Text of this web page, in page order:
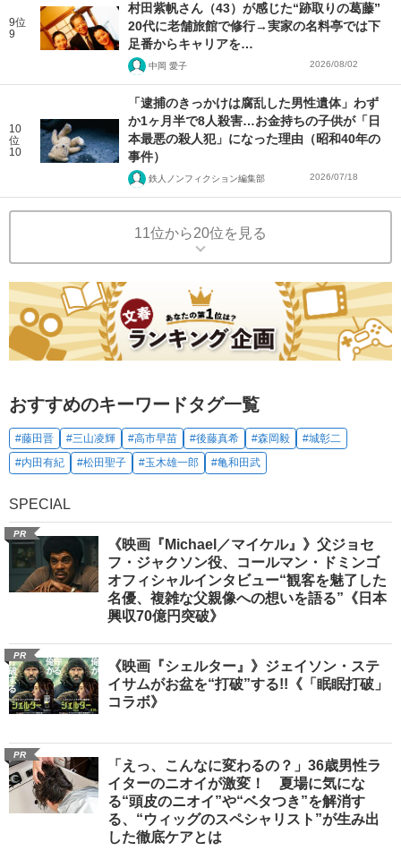
9位
9
村田紫帆さん（43）が感じた“跡取りの葛藤”
20代に老舗旅館で修行→実家の名料亭では下
足番からキャリアを…
中岡 愛子 2026/08/02
10
位
10
「逮捕のきっかけは腐乱した男性遺体」わず
か1ヶ月半で8人殺害…お金持ちの子供が「日
本最悪の殺人犯」になった理由（昭和40年の
事件）
鉄人ノンフィクション編集部 2026/07/18
11位から20位を見る
おすすめのキーワードタグ一覧
#藤田晋 #三山凌輝 #高市早苗 #後藤真希 #森岡毅
#城彰二
#内田有紀
#松田聖子 #玉木雄一郎 #亀和田武
SPECIAL
PR
《映画『Michael／マイケル』》父ジョセ
フ・ジャクソン役、コールマン・ドミンゴ
オフィシャルインタビュー“観客を魅了した
名優、複雑な父親像への想いを語る”《日本
興収70億円突破》
PR
《映画『シェルター』》ジェイソン・ステ
イサムがお盆を“打破”する!!《「眠眠打破」
コラボ》
PR
「えっ、こんなに変わるの？」36歳男性ラ
イターのニオイが激変！ 夏場に気にな
る“頭皮のニオイ”や“ベタつき”を解消す
る、“ウィッグのスペシャリスト”が生み出
した徹底ケアとは